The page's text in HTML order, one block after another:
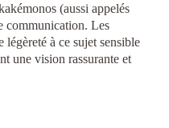
(aussi appelés
communication. Les
à ce sujet sensible
une vision rassurante et